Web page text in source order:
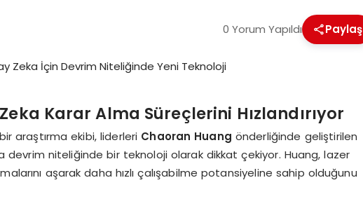
0 Yorum Yapıldı Paylaş
Karar Alma Süreçlerini Hızlandırıyor
bir araştırma ekibi, liderleri Chaoran Huang önderliğinde geliştirilen
devrim niteliğinde bir teknoloji olarak dikkat çekiyor. Huang, lazer
aşarak daha hızlı çalışabilme potansiyeline sahip olduğunu